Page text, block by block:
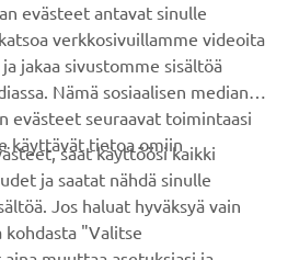
uusimmista tarjouksista,
julkaisuista ja paljon muuta...
TILAA
saadaksesi tietää, miten
evästeet antavat sinulle
verkkosivuillamme videoita
jakaa sivustomme sisältöä
Nämä sosiaalisen median
evästeet seuraavat toimintaasi
käyttävät tietoa omiin
saat käyttöösi kaikki
ja saatat nähdä sinulle
Jos haluat hyväksyä vain
"Valitse